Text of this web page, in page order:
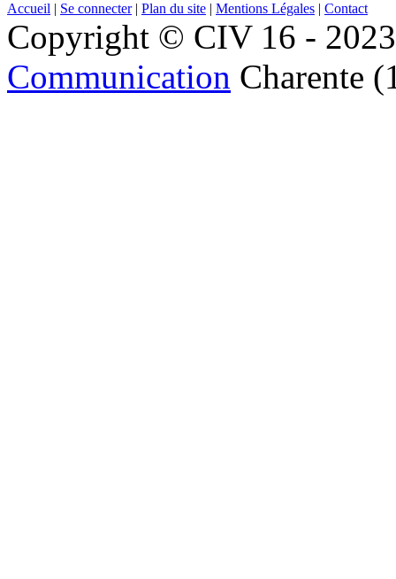
Accueil | Se connecter| Plan du site | Mentions Légales | Contact
Copyright © CIV 16 -
Communication Charente